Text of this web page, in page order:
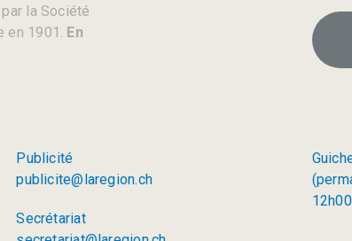
la Société
en 1901. En
Publicité
publicite@laregion.ch
Secrétariat